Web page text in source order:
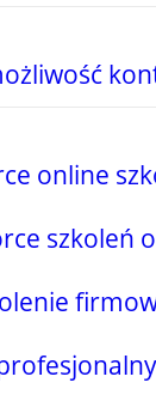
online
szkoleń